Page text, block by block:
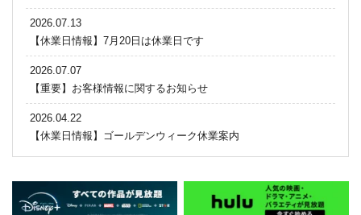
2026.07.13
【休業日情報】7月20日は休業日です
2026.07.07
【重要】お客様情報に関するお知らせ
2026.04.22
【休業日情報】ゴールデンウィーク休業案内